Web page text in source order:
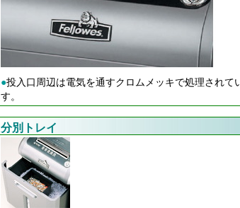
●投入口周辺は電気を通すクロムメッキで処理され
す。
分別トレイ